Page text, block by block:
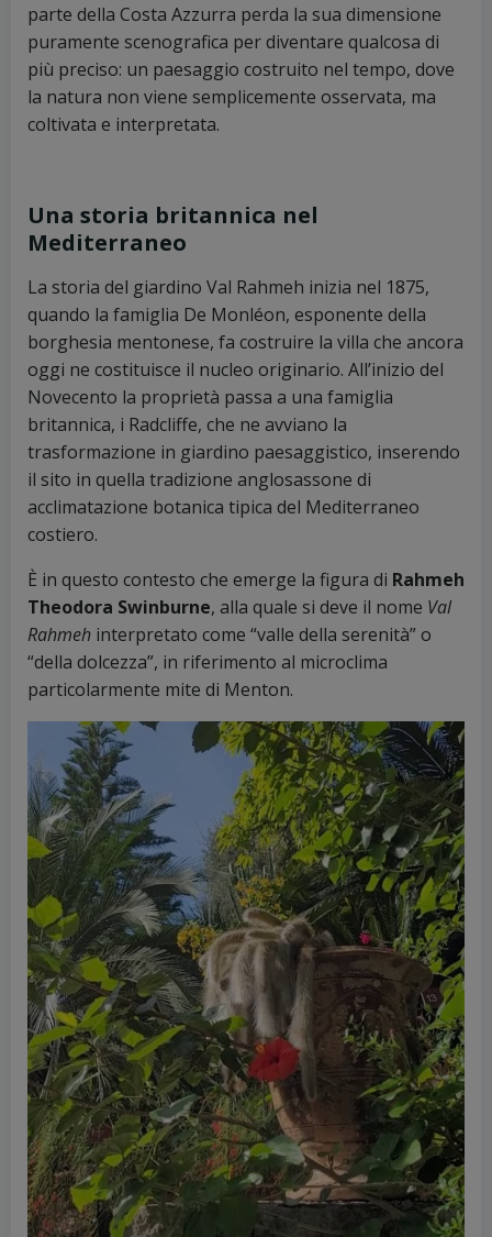
parte della Costa Azzurra perda la sua dimensione
puramente scenografica per diventare qualcosa di
più preciso: un paesaggio costruito nel tempo, dove
la natura non viene semplicemente osservata, ma
coltivata e interpretata.
Una storia britannica nel
Mediterraneo
La storia del giardino Val Rahmeh inizia nel 1875,
quando la famiglia De Monléon, esponente della
borghesia mentonese, fa costruire la villa che ancora
oggi ne costituisce il nucleo originario. All’inizio del
Novecento la proprietà passa a una famiglia
britannica, i Radcliffe, che ne avviano la
trasformazione in giardino paesaggistico, inserendo
il sito in quella tradizione anglosassone di
acclimatazione botanica tipica del Mediterraneo
costiero.
È in questo contesto che emerge la figura di Rahmeh
Theodora Swinburne, alla quale si deve il nome Val
Rahmeh interpretato come “valle della serenità” o
“della dolcezza”, in riferimento al microclima
particolarmente mite di Menton.